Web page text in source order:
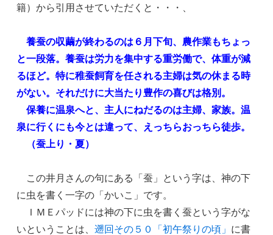
籍）から引用させていただくと・・・、
養蚕の収繭が終わるのは６月下旬、農作業もちょっ
と一段落。養蚕は労力を集中する重労働で、体重が減
るほど。特に稚蚕飼育を任される主婦は気の休まる時
がない。それだけに大当たり豊作の喜びは格別。
保養に温泉へと、主人にねだるのは主婦、家族。温
泉に行くにも今とは違って、えっちらおっちら徒歩。
（蚕上り・夏）
この井月さんの句にある「蚕」という字は、神の下
に虫を書く一字の「かいこ」です。
ＩＭＥパッドには神の下に虫を書く蚕という字がな
いということは、遡回その５０「初午祭りの頃」 に書